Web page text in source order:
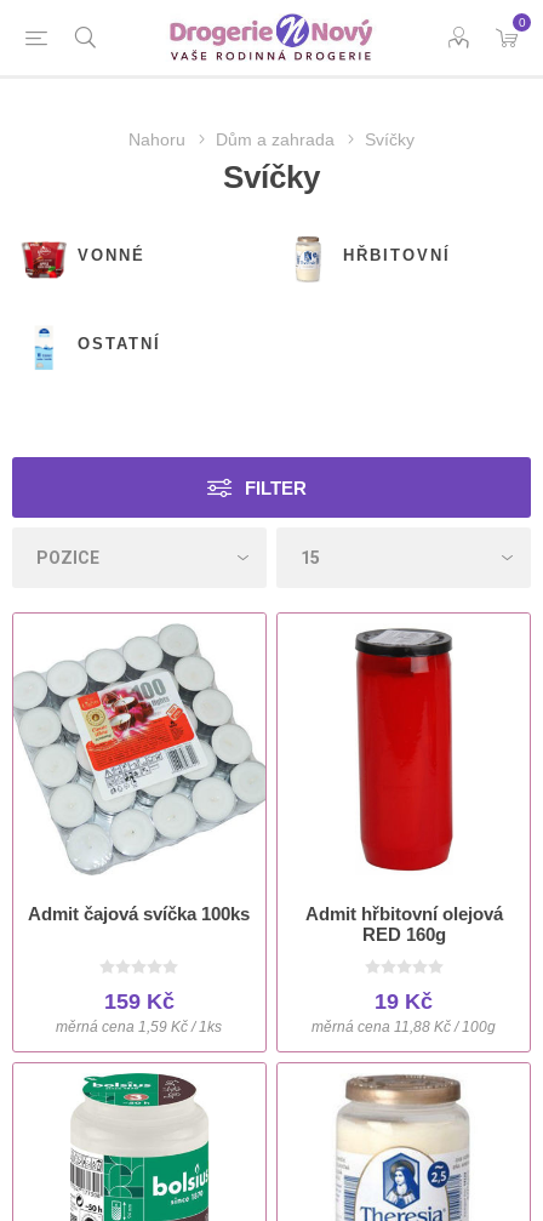
0
Nahoru Dům a zahrada Svíčky
Svíčky
VONNÉ HŘBITOVNÍ
OSTATNÍ
FILTER
Admit čajová svíčka 100ks
159 Kč
měrná cena 1,59 Kč / 1ks
Admit hřbitovní olejová
RED 160g
19 Kč
měrná cena 11,88 Kč / 100g